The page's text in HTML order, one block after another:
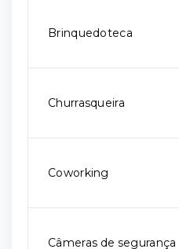
Brinquedoteca
Churrasqueira
Coworking
Câmeras de segurança